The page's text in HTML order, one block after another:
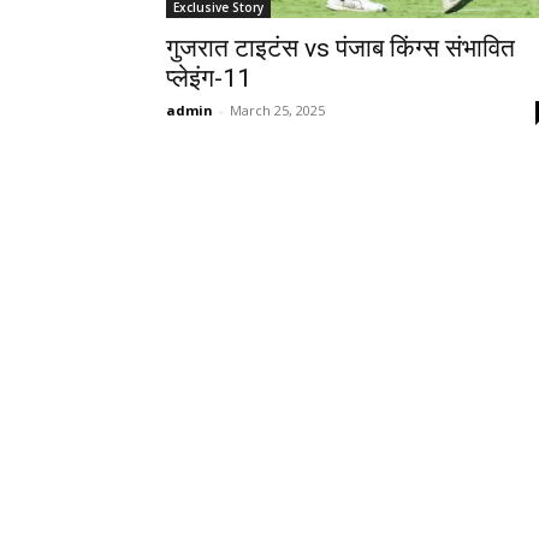
Exclusive Story
गुजरात टाइटंस vs पंजाब किंग्स संभावित
प्लेइंग-11
admin - March 25, 2025